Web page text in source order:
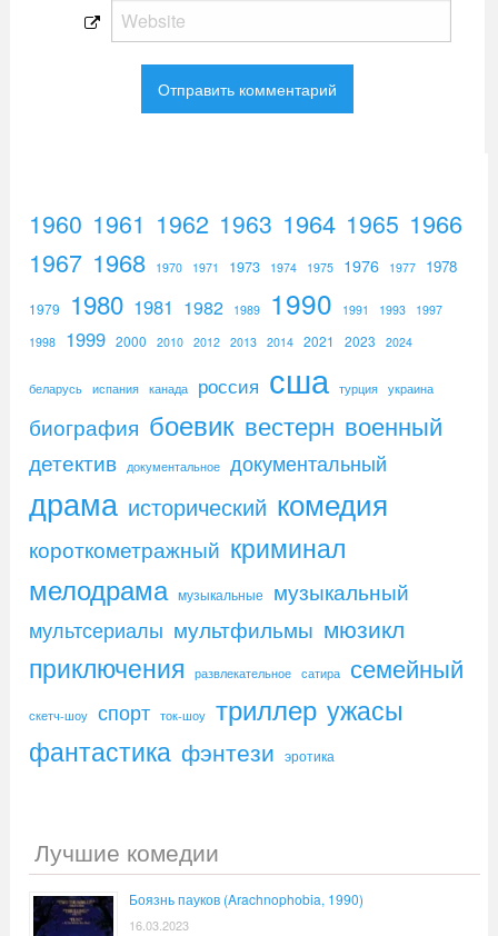
1960 1961 1962 1963 1964 1965 1966
1967 1968 1970 1971 1973 1974 1975 1976 1977 1978
1979 1980 1981 1982 1989 1990 1991 1993
1997
1998
1999 2000 2010 2012 2013 2014 2021 2023 2024
беларусь испания канада россия сша турция украина
биография боевик вестерн военный
детектив документальное документальный
драма исторический комедия
короткометражный криминал
мелодрама музыкальные музыкальный
мультсериалы мультфильмы мюзикл
приключения развлекательное сатира семейный
скетч-шоу спорт ток-шоу триллер ужасы
фантастика фэнтези эротика
Лучшие комедии
Боязнь пауков (Arachnophobia, 1990)
16.03.2023